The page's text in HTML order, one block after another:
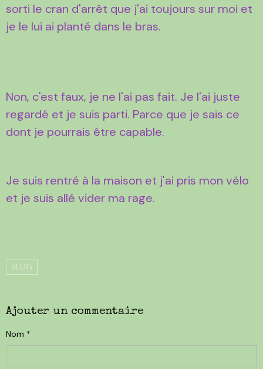
sorti le cran d'arrêt que j'ai toujours sur moi et
je le lui ai planté dans le bras.
Non, c'est faux, je ne l'ai pas fait. Je l'ai juste
regardé et je suis parti. Parce que je sais ce
dont je pourrais être capable.
Je suis rentré à la maison et j'ai pris mon vélo
et je suis allé vider ma rage.
BLOG
Ajouter un commentaire
Nom